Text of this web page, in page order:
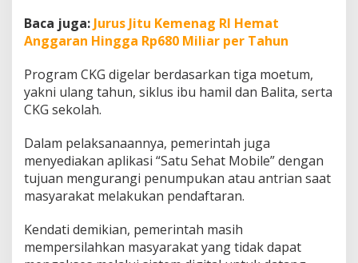
Baca juga:Jurus Jitu Kemenag RI Hemat
Anggaran Hingga Rp680 Miliar per Tahun
Program CKG digelar berdasarkan tiga moetum,
yakni ulang tahun, siklus ibu hamil dan Balita, serta
CKG sekolah.
Dalam pelaksanaannya, pemerintah juga
menyediakan aplikasi “Satu Sehat Mobile” dengan
tujuan mengurangi penumpukan atau antrian saat
masyarakat melakukan pendaftaran.
Kendati demikian, pemerintah masih
mempersilahkan masyarakat yang tidak dapat